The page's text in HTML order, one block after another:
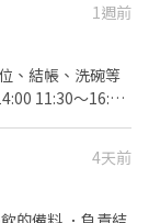
1週前
、結帳、洗碗等
11:30～16:30
4天前